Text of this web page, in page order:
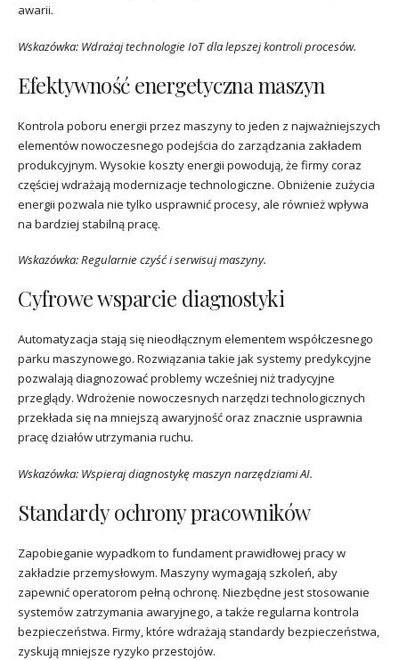
awarii.
Wskazówka: Wdrażaj technologie IoT dla lepszej kontroli procesów.
Efektywność energetyczna maszyn
Kontrola poboru energii przez maszyny to jeden z najważniejszych
elementów nowoczesnego podejścia do zarządzania zakładem
produkcyjnym. Wysokie koszty energii powodują, że firmy coraz
częściej wdrażają modernizacje technologiczne. Obniżenie zużycia
energii pozwala nie tylko usprawnić procesy, ale również wpływa
na bardziej stabilną pracę.
Wskazówka: Regularnie czyść i serwisuj maszyny.
Cyfrowe wsparcie diagnostyki
Automatyzacja stają się nieodłącznym elementem współczesnego
parku maszynowego. Rozwiązania takie jak systemy predykcyjne
pozwalają diagnozować problemy wcześniej niż tradycyjne
przeglądy. Wdrożenie nowoczesnych narzędzi technologicznych
przekłada się na mniejszą awaryjność oraz znacznie usprawnia
pracę działów utrzymania ruchu.
Wskazówka: Wspieraj diagnostykę maszyn narzędziami AI.
Standardy ochrony pracowników
Zapobieganie wypadkom to fundament prawidłowej pracy w
zakładzie przemysłowym. Maszyny wymagają szkoleń, aby
zapewnić operatorom pełną ochronę. Niezbędne jest stosowanie
systemów zatrzymania awaryjnego, a także regularna kontrola
bezpieczeństwa. Firmy, które wdrażają standardy bezpieczeństwa,
zyskują mniejsze ryzyko przestojów.